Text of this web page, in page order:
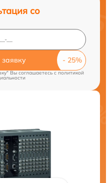
со
заявку
Вы соглашаетесь cполитикой